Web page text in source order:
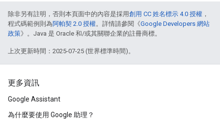
除非另有註明，否則本頁面中的內容是採用創用 CC 姓名標示 4.0 授權 ，
程式碼範例則為阿帕契 2.0 授權。詳情請參閱《Google Developers 網站
政策》。Java 是 Oracle 和/或其關聯企業的註冊商標。
上次更新時間：2025-07-25 (世界標準時間)。
更多資訊
Google Assistant
為什麼要使用 Google 助理？